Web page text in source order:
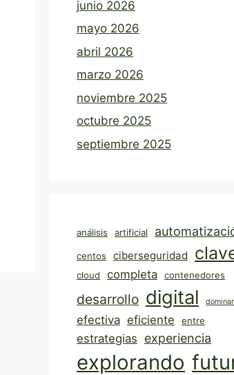
junio 2026
mayo 2026
abril 2026
marzo 2026
noviembre 2025
octubre 2025
septiembre 2025
análisis artificial
centos ciberseguridad
cloud completa contenedores
desarrollo digital
efectiva eficiente entre
estrategias experiencia
explorando